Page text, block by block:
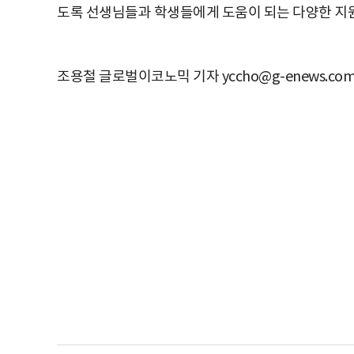
도록 선생님들과 학생들에게 도움이 되는 다양한 지
조용철 글로벌이코노믹 기자 yccho@g-